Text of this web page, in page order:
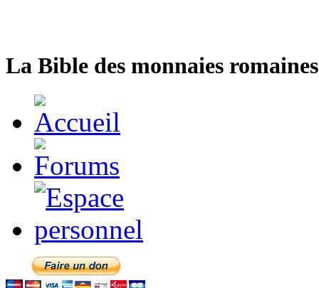
La Bible des monnaies